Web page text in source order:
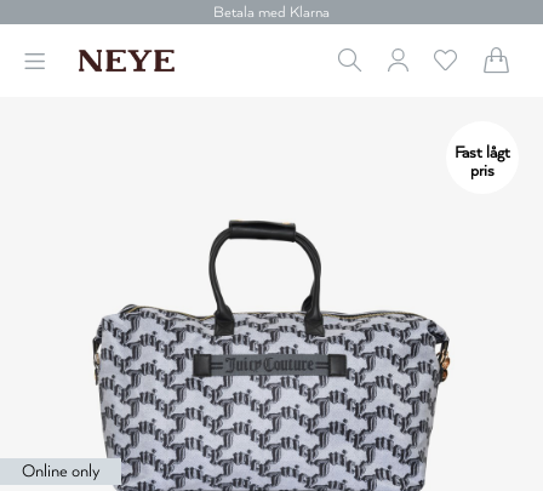
Betala med Klarna
Gratis frakt över 699 kr.
Fast lågt
pris
Online only